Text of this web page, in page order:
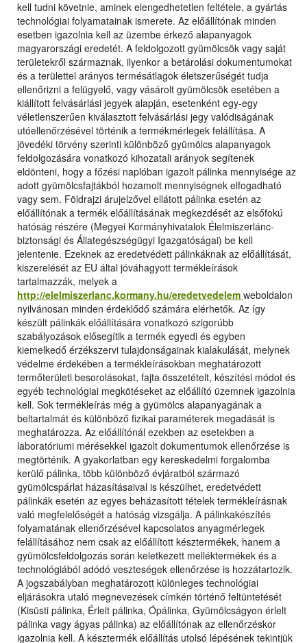
kell tudni követnie, aminek elengedhetetlen feltétele, a gyártás
technológiai folyamatainak ismerete. Az előállítónak minden
esetben igazolnia kell az üzembe érkező alapanyagok
magyarországi eredetét. A feldolgozott gyümölcsök vagy saját
területekről származnak, ilyenkor a betárolási dokumentumokat
és a területtel arányos termésátlagok életszerűségét tudja
ellenőrizni a felügyelő, vagy vásárolt gyümölcsök esetében a
kiállított felvásárlási jegyek alapján, esetenként egy-egy
véletlenszerűen kiválasztott felvásárlási jegy valódiságának
utóellenőrzésével történik a termékmérlegek felállítása. A
jövedéki törvény szerinti különböző gyümölcs alapanyagok
feldolgozására vonatkozó kihozatali arányok segítenek
eldönteni, hogy a főzési naplóban igazolt pálinka mennyisége az
adott gyümölcsfajtákból hozamolt mennyiségnek elfogadható
vagy sem. Földrajzi árujelzővel ellátott pálinka esetén az
előállítónak a termék előállításának megkezdését az elsőfokú
hatóság részére (Megyei Kormányhivatalok Élelmiszerlánc-
biztonsági és Állategészségügyi Igazgatóságai) be kell
jelentenie. Ezeknek az eredetvédett pálinkáknak az előállítását,
kiszerelését az EU által jóváhagyott termékleírások
tartalmazzák, melyek a
http://elelmiszerlanc.kormany.hu/eredetvedelem weboldalon
nyilvánosan minden érdeklődő számára elérhetők. Az így
készült pálinkák előállítására vonatkozó szigorúbb
szabályozások elősegítik a termék egyedi és egyben
kiemelkedő érzékszervi tulajdonságainak kialakulását, melynek
védelme érdekében a termékleírásokban meghatározott
termőterületi besorolásokat, fajta összetételt, készítési módot és
egyéb technológiai megkötéseket az előállító üzemnek igazolnia
kell. Sok termékleírás még a gyümölcs alapanyagának a
beltartalmát és különböző fizikai paraméterek megadását is
meghatározza. Az előállítónál ezekben az esetekben a
laboratóriumi mérésekkel igazolt dokumentumok ellenőrzése is
megtörténik. A gyakorlatban egy kereskedelmi forgalomba
kerülő pálinka, több különböző évjáratból származó
gyümölcspárlat házasításaival is készülhet, eredetvédett
pálinkák esetén az egyes beházasított tételek termékleírásnak
való megfelelőségét a hatóság vizsgálja. A pálinkakészítés
folyamatának ellenőrzésével kapcsolatos anyagmérlegek
felállításához nem csak az előállított késztermékek, hanem a
gyümölcsfeldolgozás során keletkezett melléktermékek és a
technológiából adódó veszteségek ellenőrzése is hozzátartozik.
A jogszabályban meghatározott különleges technológiai
eljárásokra utaló megnevezések címkén történő feltüntetését
(Kisüsti pálinka, Érlelt pálinka, Ópálinka, Gyümölcságyon érlelt
pálinka vagy ágyas pálinka) az előállítónak az ellenőrzéskor
igazolnia kell. A késztermék előállítás utolsó lépésének tekintjük